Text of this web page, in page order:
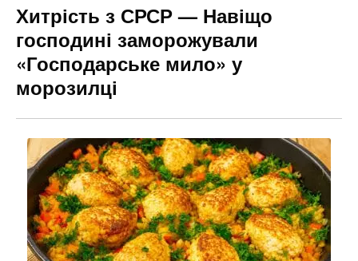
Хитрість з СРСР — Навіщо
господині заморожували
«Господарське мило» у
морозилці